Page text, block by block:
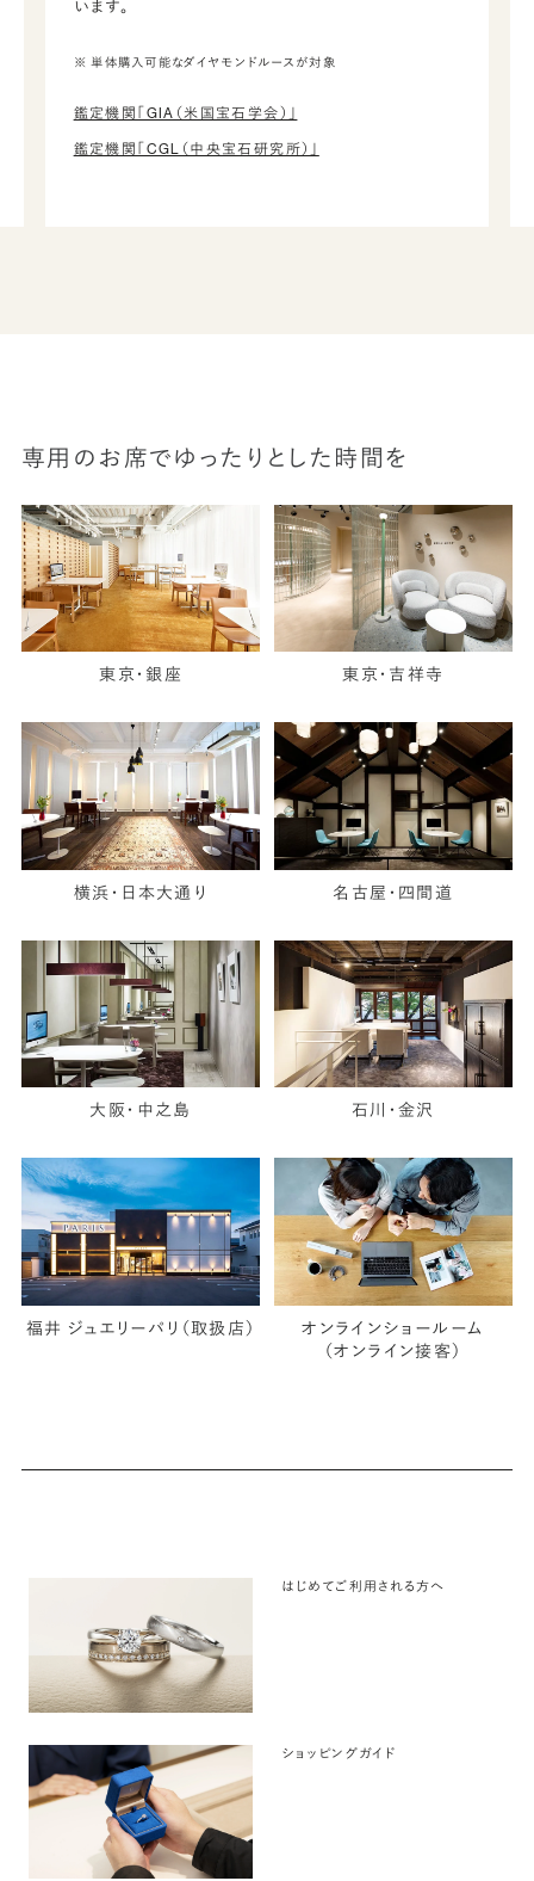
います。
※ 単体購入可能なダイヤモンドルースが対象
鑑定機関「GIA（米国宝石学会）」
鑑定機関「CGL（中央宝石研究所）」
専用のお席でゆったりとした時間を
東京・銀座 東京・吉祥寺
横浜・日本大通り 名古屋・四間道
大阪・中之島 石川・金沢
福井 ジュエリーパリ（取扱店）
オンラインショールーム
（オンライン接客）
はじめてご利用される方へ
ショッピングガイド